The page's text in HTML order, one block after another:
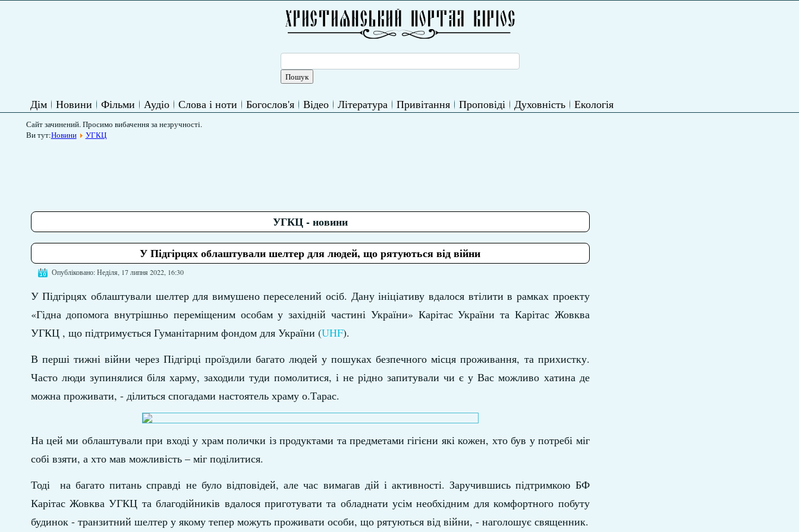
Дім Новини Фільми Аудіо Слова і ноти Богослов'я Відео Література Привітання Проповіді Духовність Екологія
Сайт зачинений. Просимо вибачення за незручності.
Ви тут:Новини УГКЦ
УГКЦ - новини
У Підгірцях облаштували шелтер для людей, що рятуються від війни
Опубліковано: Неділя, 17 липня 2022, 16:30
У Підгірцях облаштували шелтер для вимушено переселений осіб. Дану ініціативу вдалося втілити в рамках проекту
«Гідна допомога внутрішньо переміщеним особам у західній частині України» Карітас України та Карітас Жовква
УГКЦ , що підтримується Гуманітарним фондом для України (UHF).
В перші тижні війни через Підгірці проїздили багато людей у пошуках безпечного місця проживання, та прихистку.
Часто люди зупинялися біля харму, заходили туди помолитися, і не рідно запитували чи є у Вас можливо хатина де
можна проживати, - ділиться спогадами настоятель храму о.Тарас.
На цей ми облаштували при вході у храм полички із продуктами та предметами гігієни які кожен, хто був у потребі міг
собі взяти, а хто мав можливість – міг поділитися.
Тоді на багато питань справді не було відповідей, але час вимагав дій і активності. Заручившись підтримкою БФ
Карітас Жовква УГКЦ та благодійників вдалося приготувати та обладнати усім необхідним для комфортного побуту
будинок - транзитний шелтер у якому тепер можуть проживати особи, що рятуються від війни, - наголошує священник.